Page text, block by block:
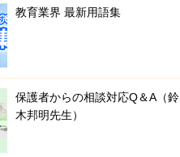
教育業界 最新用語集
保護者からの相談対応Q＆A（鈴
木邦明先生）